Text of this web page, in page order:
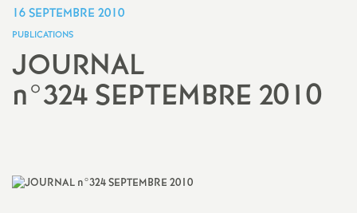
t
16 SEPTEMBRE 2010
PUBLICATIONS
JOURNAL
n°324 SEPTEMBRE 2010